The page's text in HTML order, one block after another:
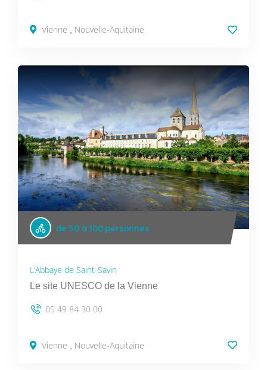
Vienne , Nouvelle-Aquitaine
de 50 à 100 personnes
L’Abbaye de Saint-Savin
Le site UNESCO de la Vienne
05 49 84 30 00
Vienne Nouvelle-Aquitaine